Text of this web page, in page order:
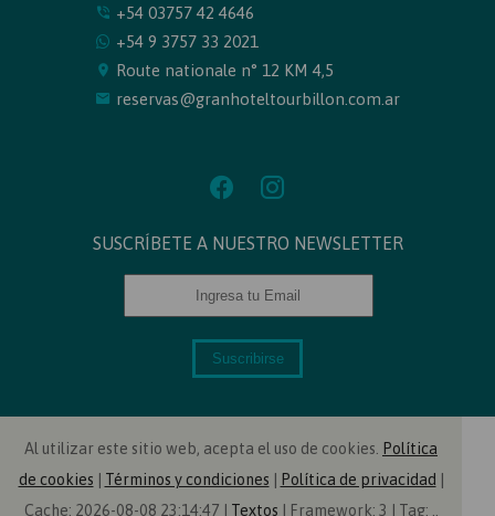
+54 03757 42 4646
+54 9 3757 33 2021
Route nationale n° 12 KM 4,5
reservas@granhoteltourbillon.com.ar
SUSCRÍBETE A NUESTRO NEWSLETTER
Suscribirse
Al utilizar este sitio web, acepta el uso de cookies.
Política
de cookies
Términos y condiciones Política de privacidad
Cache: 2026-08-08 23:14:47 | Textos Framework: 3 | Tag: